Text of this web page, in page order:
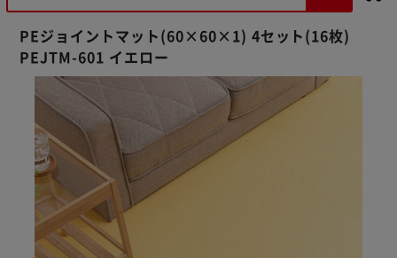
PEジョイントマット(60×60×1) 4セット(16枚)
PEJTM-601 イエロー
※ご確認ください
カートに入れる